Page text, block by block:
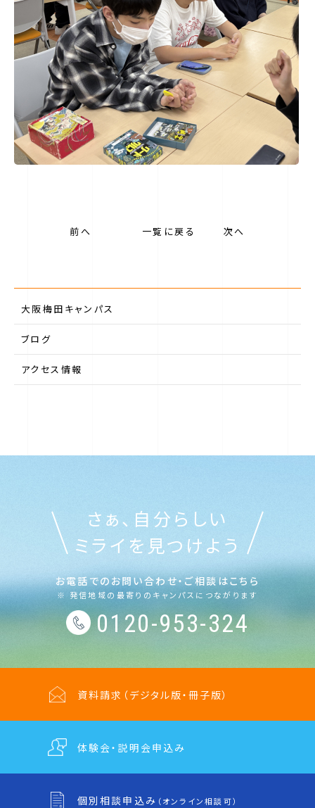
第一学院中等部について
第一学院中等部のサポート
よくある質問
前へ 一覧に戻る 次へ
大阪梅田キャンパス
ブログ
アクセス情報
さぁ、自分らしい
ミライを見つけよう
お電話でのお問い合わせ・ご相談はこちら
※ 発信地域の最寄りのキャンパスにつながります
0120-953-324
資料請求 （デジタル版・冊子版）
体験会・説明会申込み
個別相談申込み （オンライン相談可）